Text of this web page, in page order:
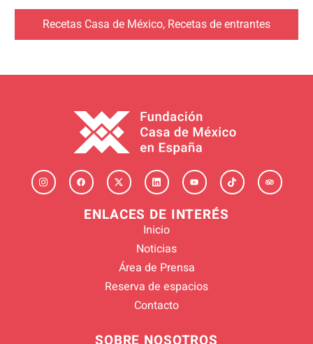
Recetas Casa de México, Recetas de entrantes
ENLACES DE INTERÉS
Inicio
Noticias
Área de Prensa
Reserva de espacios
Contacto